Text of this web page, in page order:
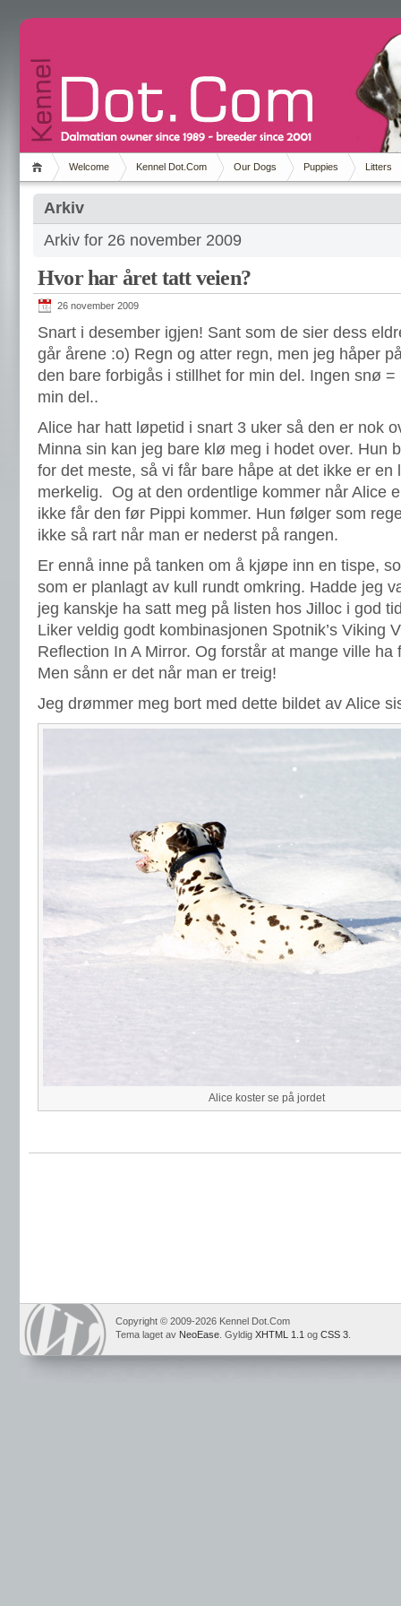
Welcome Kennel Dot.Com Our Dogs Puppies Litters
Arkiv
Arkiv for 26 november 2009
Hvor har året tatt veien?
26 november 2009
Snart i desember igjen! Sant som de sier dess
går årene :o) Regn og atter regn, men jeg håper
den bare forbigås i stillhet for min del. Ingen snø
min del..
Alice har hatt løpetid i snart 3 uker så den er nok
Minna sin kan jeg bare klø meg i hodet over. Hun
for det meste, så vi får bare håpe at det ikke er en
merkelig. Og at den ordentlige kommer når Alice
ikke får den før Pippi kommer. Hun følger som
ikke så rart når man er nederst på rangen.
Er ennå inne på tanken om å kjøpe inn en tispe,
som er planlagt av kull rundt omkring. Hadde jeg
jeg kanskje ha satt meg på listen hos Jilloc i god
Liker veldig godt kombinasjonen Spotnik’s Viking
Reflection In A Mirror. Og forstår at mange ville
Men sånn er det når man er treig!
Jeg drømmer meg bort med dette bildet av Alice
Alice koster se på jordet
Copyright © 2009-2026 Kennel Dot.Com
Tema laget av NeoEase . Gyldig XHTML 1.1 og CSS 3